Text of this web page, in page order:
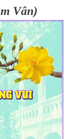
Vân)